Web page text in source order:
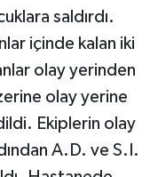
saldırdı.
içinde kalan iki
olay yerinden
olay yerine
Ekiplerin olay
A.D. ve S.I.